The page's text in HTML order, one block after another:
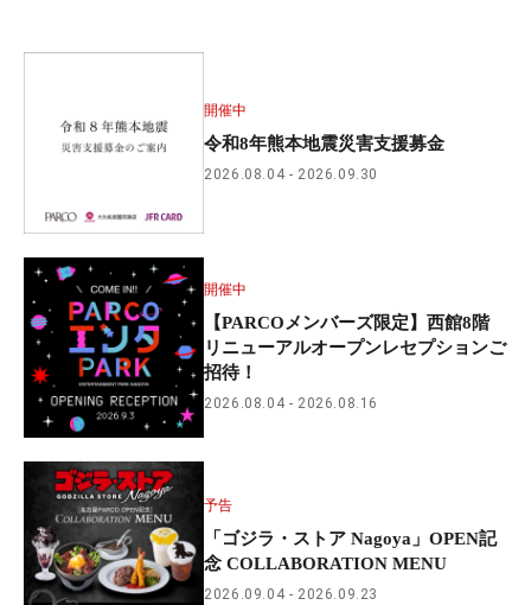
開催中
令和8年熊本地震災害支援募金
2026.08.04 2026.09.30
開催中
【PARCOメンバーズ限定】西館8階
リニューアルオープンレセプションご
招待！
2026.08.04 2026.08.16
予告
「ゴジラ・ストア Nagoya」OPEN記
念 COLLABORATION MENU
2026.09.04 2026.09.23